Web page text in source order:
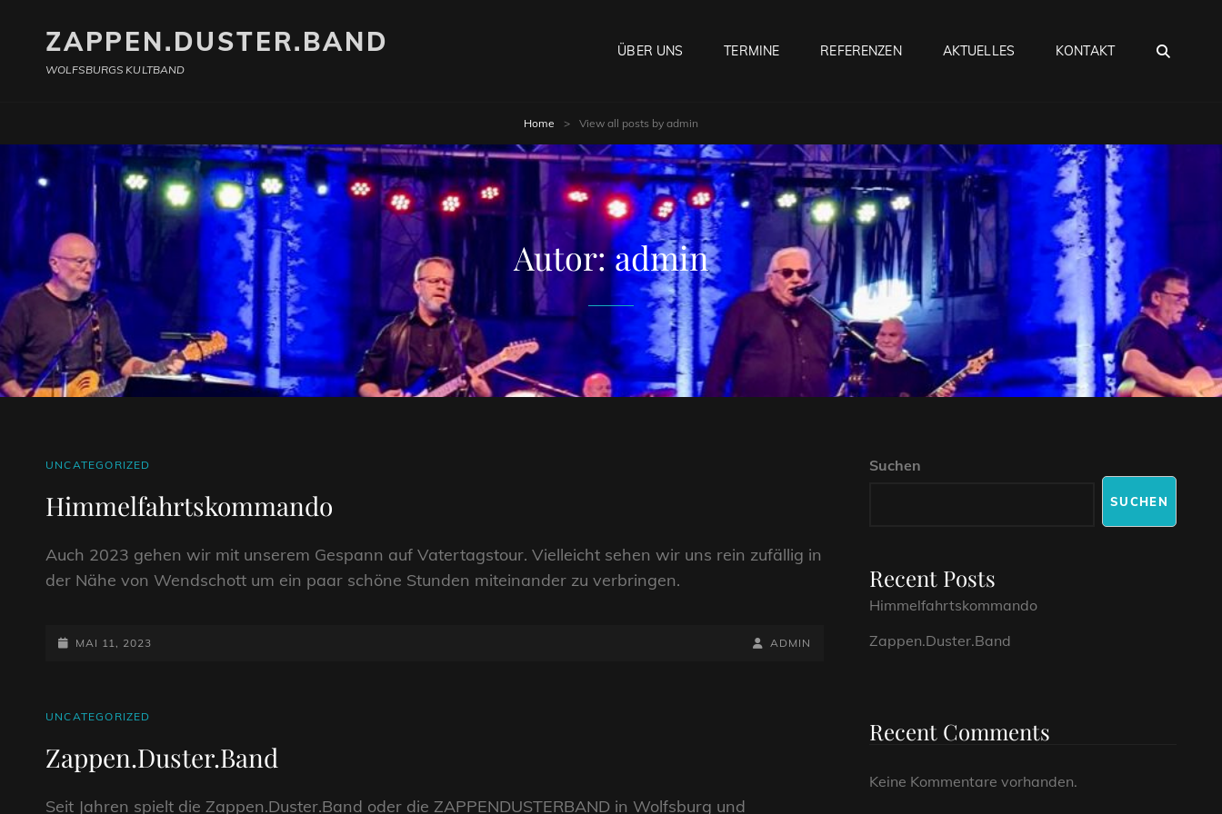
ZAPPEN.DUSTER.BAND
WOLFSBURGS KULTBAND
ÜBER UNS TERMINE REFERENZEN AKTUELLES KONTAKT
Home > View all posts by admin
Autor:admin
CAT
UNCATEGORIZED
Himmelfahrtskommando
Auch 2023 gehen wir mit unserem Gespann auf Vatertagstour. Vielleicht sehen wir uns rein zufällig in
der Nähe von Wendschott um ein paar schöne Stunden miteinander zu verbringen.
POSTED-
MAI 11, 2023
BY
BYLINE
ADMIN
CAT
UNCATEGORIZED
Zappen.Duster.Band
Seit Jahren spielt die Zappen.Duster.Band oder die ZAPPENDUSTERBAND in Wolfsburg und
Suchen
SUCHEN
Recent Posts
Himmelfahrtskommando
Zappen.Duster.Band
Recent Comments
Keine Kommentare vorhanden.